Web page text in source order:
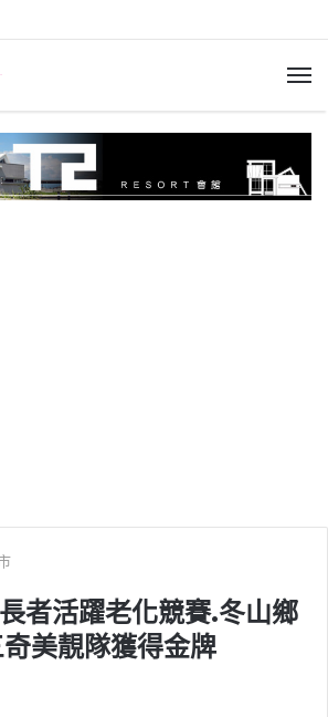
燒!2層樓竄出猛烈火煙消防急灌救
者活躍老化競賽.冬山鄉
美靚隊獲得金牌